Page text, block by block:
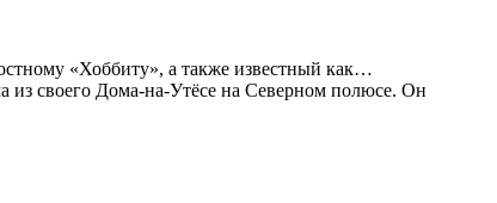
«Хоббиту», а также известный как…
своего Дома-на-Утёсе на Северном полюсе. Он